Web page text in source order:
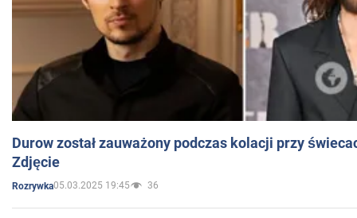
Durow został zauważony podczas kolacji przy
Zdjęcie
Rozrywka05.03.2025 19:45 36